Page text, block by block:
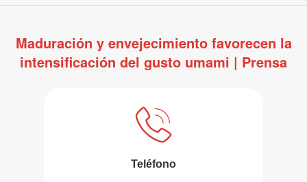
Maduración y envejecimiento favorecen la
intensificación del gusto umami | Prensa
Teléfono